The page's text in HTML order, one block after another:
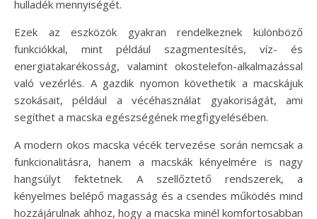
hulladék mennyiségét.
Ezek az eszközök gyakran rendelkeznek különböző
funkciókkal, mint például szagmentesítés, víz- és
energiatakarékosság, valamint okostelefon-alkalmazással
való vezérlés. A gazdik nyomon követhetik a macskájuk
szokásait, például a vécéhasználat gyakoriságát, ami
segíthet a macska egészségének megfigyelésében.
A modern okos macska vécék tervezése során nemcsak a
funkcionalitásra, hanem a macskák kényelmére is nagy
hangsúlyt fektetnek. A szellőztető rendszerek, a
kényelmes belépő magasság és a csendes működés mind
hozzájárulnak ahhoz, hogy a macska minél komfortosabban